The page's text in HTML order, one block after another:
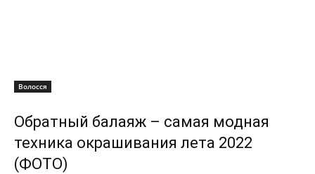
Волосся
Обратный балаяж – самая модная
техника окрашивания лета 2022
(ФОТО)